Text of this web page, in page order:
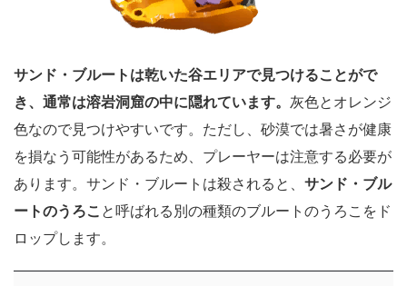
サンド・ブルートは乾いた谷エリアで見つけることがで
き、通常は溶岩洞窟の中に隠れています。 灰色とオレンジ
色なので見つけやすいです。ただし、砂漠では暑さが健康
を損なう可能性があるため、プレーヤーは注意する必要が
あります。サンド・ブルートは殺されると、 サンド・ブル
ートのうろこ と呼ばれる別の種類のブルートのうろこをド
ロップします。